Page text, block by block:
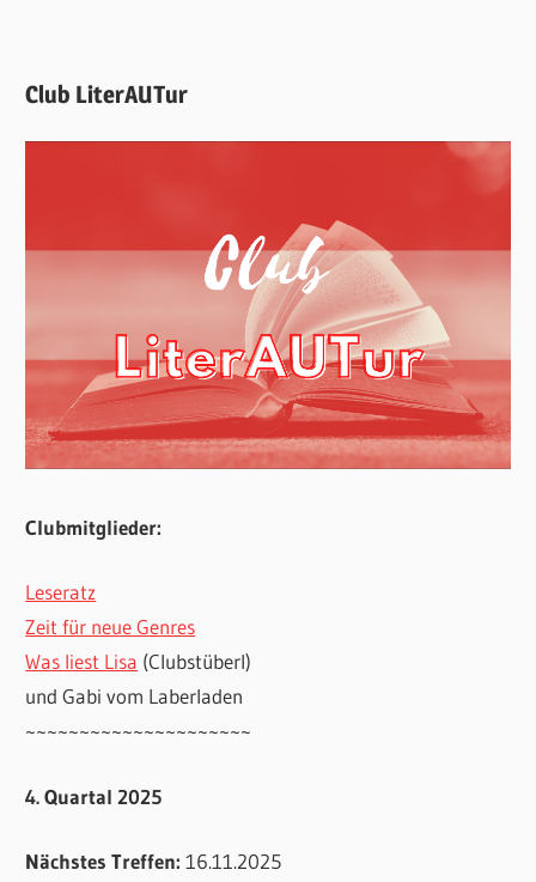
Club LiterAUTur
Clubmitglieder:
Leseratz
Zeit für neue Genres
Was liest Lisa (Clubstüberl)
und Gabi vom Laberladen
~~~~~~~~~~~~~~~~~~~~~
4. Quartal 2025
Nächstes Treffen:16.11.2025